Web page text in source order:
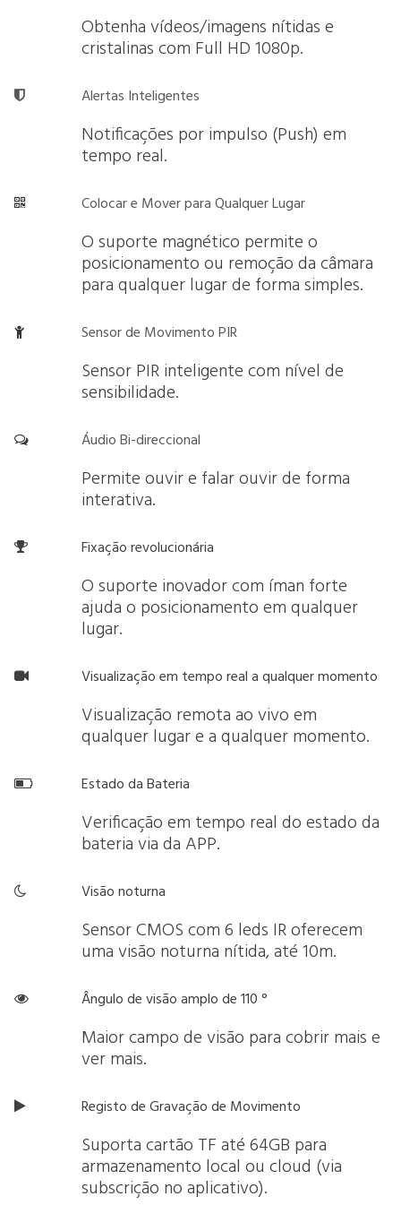
Obtenha vídeos/imagens nítidas e
cristalinas com Full HD 1080p.
 Alertas Inteligentes
Notificações por impulso (Push) em
tempo real.
 Colocar e Mover para Qualquer Lugar
O suporte magnético permite o
posicionamento ou remoção da câmara
para qualquer lugar de forma simples.
 Sensor de Movimento PIR
Sensor PIR inteligente com nível de
sensibilidade.
 Áudio Bi-direccional
Permite ouvir e falar ouvir de forma
interativa.
 Fixação revolucionária
O suporte inovador com íman forte
ajuda o posicionamento em qualquer
lugar.
 Visualização em tempo real a qualquer momento
Visualização remota ao vivo em
qualquer lugar e a qualquer momento.
 Estado da Bateria
Verificação em tempo real do estado da
bateria via da APP.
 Visão noturna
Sensor CMOS com 6 leds IR oferecem
uma visão noturna nítida, até 10m.
 Ângulo de visão amplo de 110 °
Maior campo de visão para cobrir mais e
ver mais.
 Registo de Gravação de Movimento
Suporta cartão TF até 64GB para
armazenamento local ou cloud (via
subscrição no aplicativo).